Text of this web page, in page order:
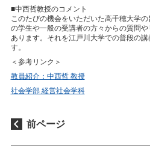
■中西哲教授のコメント
このたびの機会をいただいた高千穂大学
の学生や一般の受講者の方々からの質問
あります。それを江戸川大学での普段の
す。
＜参考リンク＞
教員紹介：中西哲 教授
社会学部 経営社会学科
前ページ